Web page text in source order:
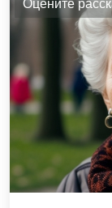
Оцените